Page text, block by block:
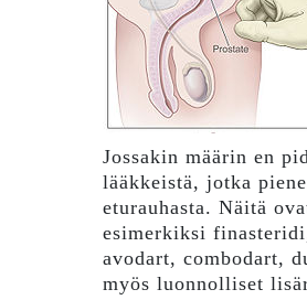
Jossakin määrin en
lääkkeistä, jotka
eturauhasta. Näitä
esimerkiksi
avodart, combodart,
myös luonnolliset